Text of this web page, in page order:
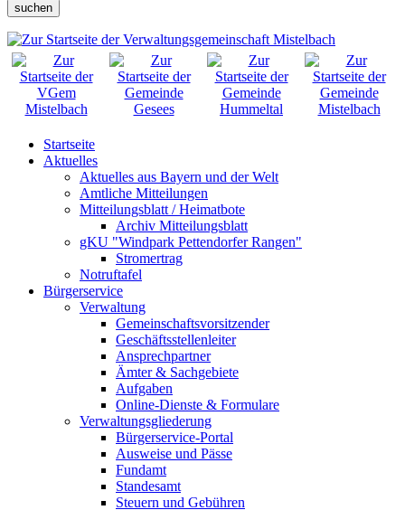
suchen
Startseite
Aktuelles
Aktuelles aus Bayern und der Welt
Amtliche Mitteilungen
Mitteilungsblatt / Heimatbote
Archiv Mitteilungsblatt
gKU "Windpark Pettendorfer Rangen"
Stromertrag
Notruftafel
Bürgerservice
Verwaltung
Gemeinschaftsvorsitzender
Geschäftsstellenleiter
Ansprechpartner
Ämter & Sachgebiete
Aufgaben
Online-Dienste & Formulare
Verwaltungsgliederung
Bürgerservice-Portal
Ausweise und Pässe
Fundamt
Standesamt
Steuern und Gebühren